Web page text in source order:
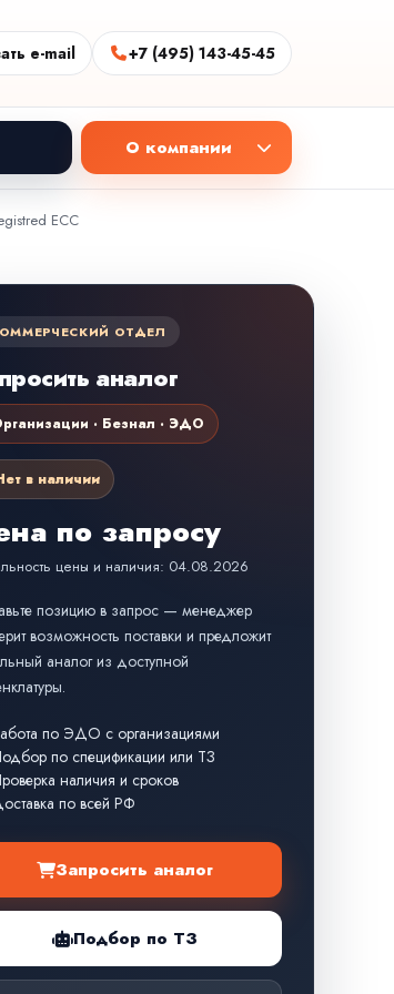
e-mail +7 (495) 143-45-45
О компании
ECC
ОТДЕЛ
аналог
· Безнал · ЭДО
в наличии
по запросу
цены и наличия: 04.08.2026
позицию в запрос — менеджер
возможность поставки и предложит
аналог из доступной
по ЭДО с организациями
по спецификации или ТЗ
наличия и сроков
по всей РФ
Запросить аналог
Подбор по ТЗ